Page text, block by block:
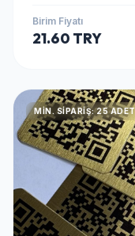
Birim Fiyatı
21.60 TRY
MIN. SIPARIŞ: 25 ADET